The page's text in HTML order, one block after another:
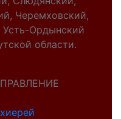
Черемховский,
Ордынский
области.